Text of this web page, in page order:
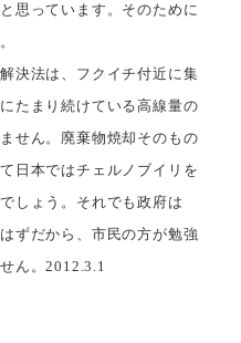
思っています。そのために
決法は、フクイチ付近に集
たまり続けている高線量の
せん。廃棄物焼却そのもの
日本ではチェルノブイリを
しょう。それでも政府は
ずだから、市民の方が勉強
ん。2012.3.1